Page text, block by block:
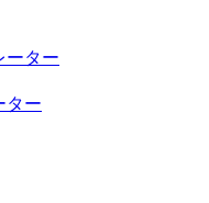
ーター
ター